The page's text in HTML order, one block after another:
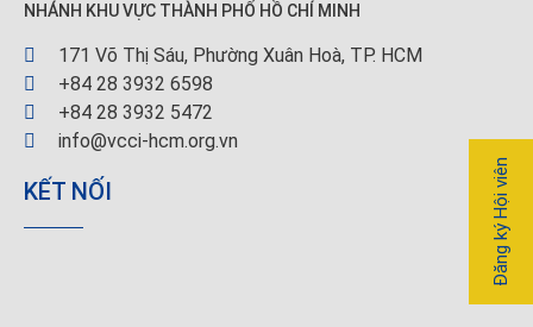
NHÁNH KHU VỰC THÀNH PHỐ HỒ CHÍ MINH
171 Võ Thị Sáu, Phường Xuân Hoà, TP. HCM
+84 28 3932 6598
+84 28 3932 5472
info@vcci-hcm.org.vn
KẾT NỐI Đăng ký Hội viên